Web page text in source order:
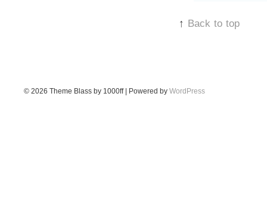
↑ Back to top
© 2026 Theme Blass by 1000ff | Powered by WordPress